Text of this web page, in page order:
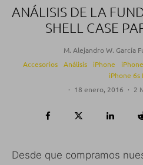
ANÁLISIS DE LA
SHELL CASE
M. Alejandro W. García
Accesorios
Análisis iPhone
iPhone 6s
· 18 enero, 2016 · 2
Desde que compramos